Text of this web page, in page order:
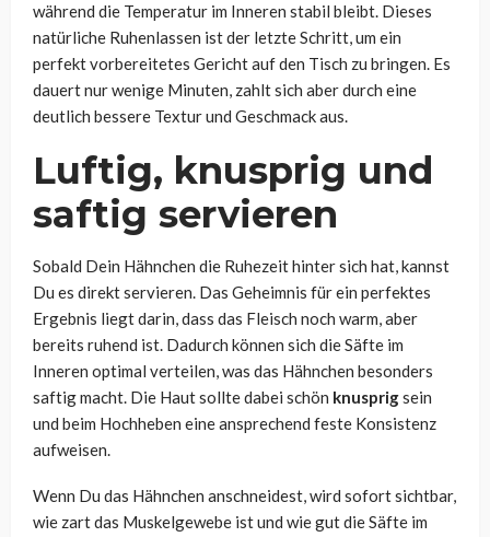
während die Temperatur im Inneren stabil bleibt. Dieses
natürliche Ruhenlassen ist der letzte Schritt, um ein
perfekt vorbereitetes Gericht auf den Tisch zu bringen. Es
dauert nur wenige Minuten, zahlt sich aber durch eine
deutlich bessere Textur und Geschmack aus.
Luftig, knusprig und
saftig servieren
Sobald Dein Hähnchen die Ruhezeit hinter sich hat, kannst
Du es direkt servieren. Das Geheimnis für ein perfektes
Ergebnis liegt darin, dass das Fleisch noch warm, aber
bereits ruhend ist. Dadurch können sich die Säfte im
Inneren optimal verteilen, was das Hähnchen besonders
saftig macht. Die Haut sollte dabei schön knusprigsein
und beim Hochheben eine ansprechend feste Konsistenz
aufweisen.
Wenn Du das Hähnchen anschneidest, wird sofort sichtbar,
wie zart das Muskelgewebe ist und wie gut die Säfte im